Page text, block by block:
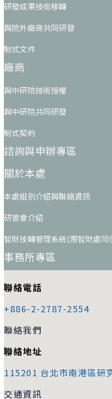
研發成果技術移轉
與院外廠商共同研發
制式文件
廠商
與中研院技術授權
與中研院共同研發
制式契約
諮詢與申辦專區
關於本處
本處組別介紹與聯絡資訊
研管會介紹
智財技轉管理系統(限智財處同
事務所專區
聯絡電話
+886-2-2787-2554
聯絡我們
聯絡地址
115201 台北市南港區研
交通資訊